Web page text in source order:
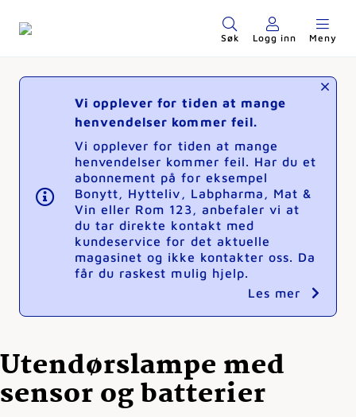
Søk Logg inn Meny
Vi opplever for tiden at mange
henvendelser kommer feil.
Vi opplever for tiden at mange
henvendelser kommer feil. Har du et
abonnement på for eksempel
Bonytt, Hytteliv, Labpharma, Mat &
Vin eller Rom 123, anbefaler vi at
du tar direkte kontakt med
kundeservice for det aktuelle
magasinet og ikke kontakter oss. Da
får du raskest mulig hjelp.
Les mer
Utendørslampe med
sensor og batterier